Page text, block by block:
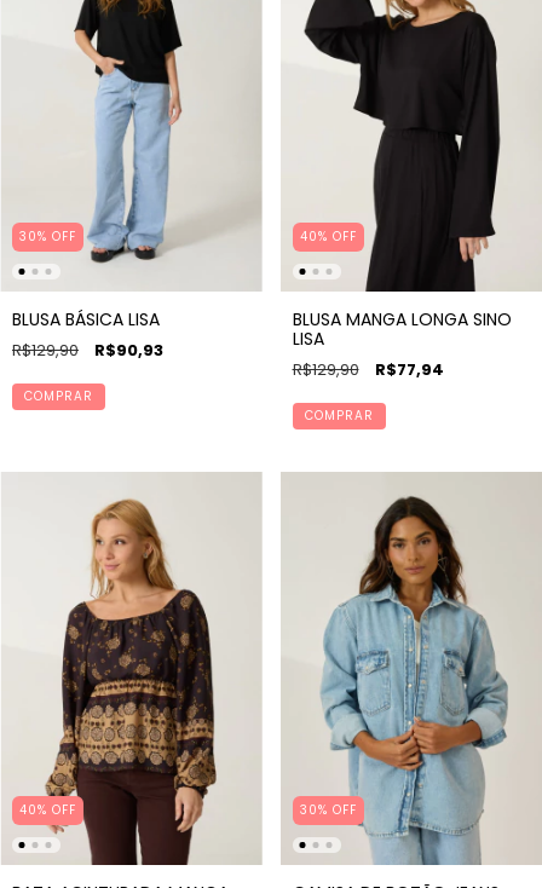
30% OFF
BLUSA BÁSICA LISA
R$129,90 R$90,93
COMPRAR
40% OFF
BLUSA MANGA LONGA SINO
LISA
R$129,90 R$77,94
COMPRAR
40% OFF 30% OFF